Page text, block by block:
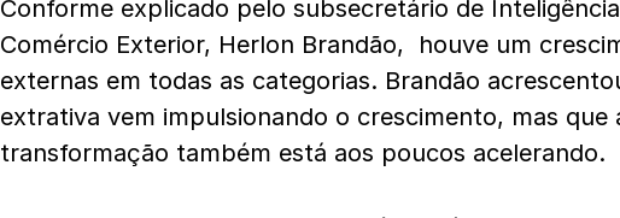
Conforme explicado pelo subsecretário de
Comércio Exterior, Herlon Brandão, houve um
externas em todas as categorias. Brandão
extrativa vem impulsionando o crescimento, mas que
transformação também está aos poucos acelerando.